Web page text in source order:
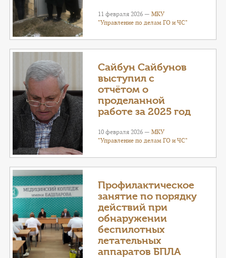
11 февраля 2026 —МКУ
"Управление по делам ГО и ЧС"
Сайбун Сайбунов
выступил с
отчётом о
проделанной
работе за 2025 год
10 февраля 2026 —МКУ
"Управление по делам ГО и ЧС"
Профилактическое
занятие по порядку
действий при
обнаружении
беспилотных
летательных
аппаратов БПЛА